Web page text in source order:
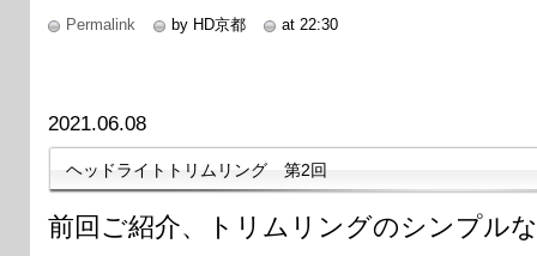
Permalink by HD京都 at 22:30
2021.06.08
ヘッドライトトリムリング 第2回
前回ご紹介、トリムリングのシンプル